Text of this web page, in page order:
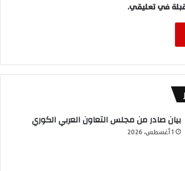
في تعليقي.
بيان صادر من مجلس التعاون العربي الكوري
1 أغسطس، 2026